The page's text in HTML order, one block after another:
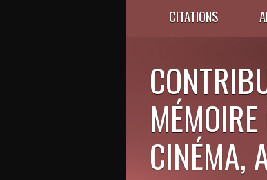
CITATIONS
CINÉMA,